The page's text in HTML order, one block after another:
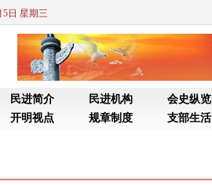
5日 星期三
民进简介 民进机构 会史纵览
开明视点 规章制度 支部生活